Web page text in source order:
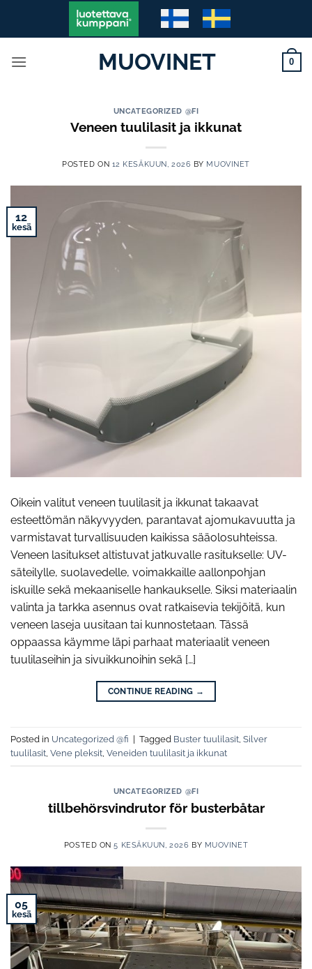
MUOVINET 0
UNCATEGORIZED @FI
Veneen tuulilasit ja ikkunat
POSTED ON 12 KESÄKUUN, 2026 BY MUOVINET
12
kesä
Oikein valitut veneen tuulilasit ja ikkunat takaavat
esteettömän näkyvyyden, parantavat ajomukavuutta ja
varmistavat turvallisuuden kaikissa sääolosuhteissa.
Veneen lasitukset altistuvat jatkuvalle rasitukselle: UV-
säteilylle, suolavedelle, voimakkaille aallonpohjan
iskuille sekä mekaaniselle hankaukselle. Siksi materiaalin
valinta ja tarkka asennus ovat ratkaisevia tekijöitä, kun
veneen laseja uusitaan tai kunnostetaan. Tässä
oppaassa käymme läpi parhaat materiaalit veneen
tuulilaseihin ja sivuikkunoihin sekä […]
CONTINUE READING →
Posted in Uncategorized @fi | Tagged Buster tuulilasit Silver
tuulilasit Vene pleksit Veneiden tuulilasit ja ikkunat
UNCATEGORIZED @FI
tillbehörsvindrutor för busterbåtar
POSTED ON5 KESÄKUUN, 2026 BY MUOVINET
05
kesä